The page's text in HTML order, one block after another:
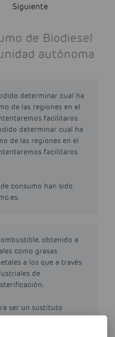
Siguiente
de Biodiesel
autónoma
determinar cual ha
de las regiones en el
facilitaros
determinar cual ha
de las regiones en el
facilitaros
consumo han sido
obtenido a
como grasas
a los que a través
de
ser un sustituto
Su principal